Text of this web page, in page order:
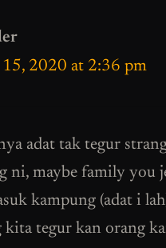
15, 2020 at 2:36 pm
adat tak tegur
ni, maybe family you
kampung (adat i
kita tegur kan orang